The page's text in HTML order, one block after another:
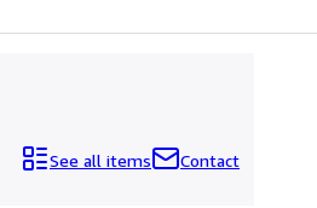
See all items Contact